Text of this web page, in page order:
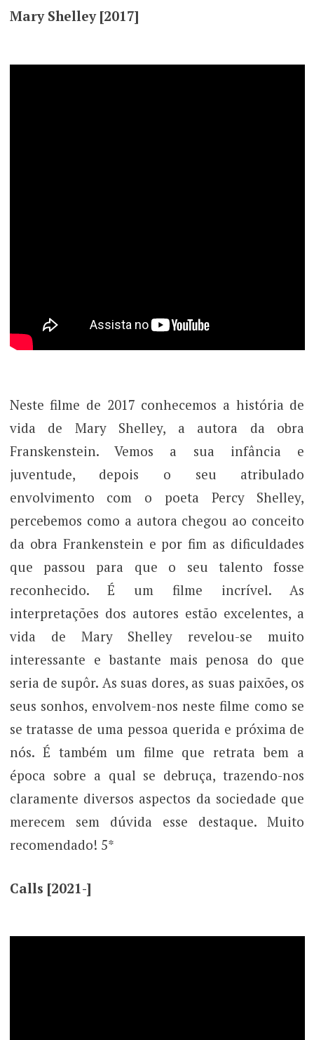
Mary Shelley [2017]
Neste filme de 2017 conhecemos a história de
vida de Mary Shelley, a autora da obra
Franskenstein. Vemos a sua infância e
juventude, depois o seu atribulado
envolvimento com o poeta Percy Shelley,
percebemos como a autora chegou ao conceito
da obra Frankenstein e por fim as dificuldades
que passou para que o seu talento fosse
reconhecido. É um filme incrível. As
interpretações dos autores estão excelentes, a
vida de Mary Shelley revelou-se muito
interessante e bastante mais penosa do que
seria de supôr. As suas dores, as suas paixões, os
seus sonhos, envolvem-nos neste filme como se
se tratasse de uma pessoa querida e próxima de
nós. É também um filme que retrata bem a
época sobre a qual se debruça, trazendo-nos
claramente diversos aspectos da sociedade que
merecem sem dúvida esse destaque. Muito
recomendado! 5*
Calls [2021-]